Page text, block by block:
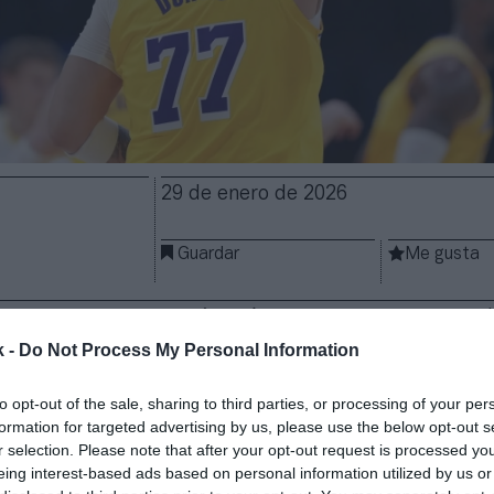
- Do Not Process My Personal Information
opt-out of the sale, sharing to third parties, or processing of your
for targeted advertising by us, please use the below opt-out
selection. Please note that after your opt-out request is processed
interest-based ads based on personal information utilized by us
29 de enero de 2026
Guardar Me gusta
aliado con Shopify para lanzar suplataforma
y eventos hastacontenidos exclusivos
para su
tendrá unfan pass, por el que habrá una
ecosistema desarrollado por Doncic y Shopify, que
socio tecnológico de la nueva compañía del